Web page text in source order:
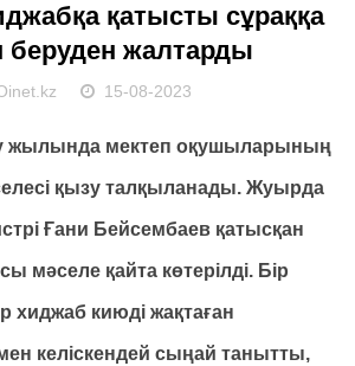
қатысты сұраққа
беруден жалтарды
15-08-2023
жылында мектеп оқушыларының
қызу талқыланады. Жуырда
Ғани Бейсембаев қатысқан
мәселе қайта көтерілді. Бір
хиджаб киюді жақтаған
келіскендей сыңай танытты,